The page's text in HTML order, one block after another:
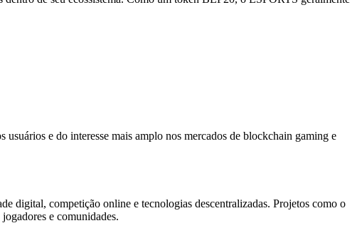
e do interesse mais amplo nos mercados de blockchain gaming e
digital, competição online e tecnologias descentralizadas. Projetos como o
e comunidades.